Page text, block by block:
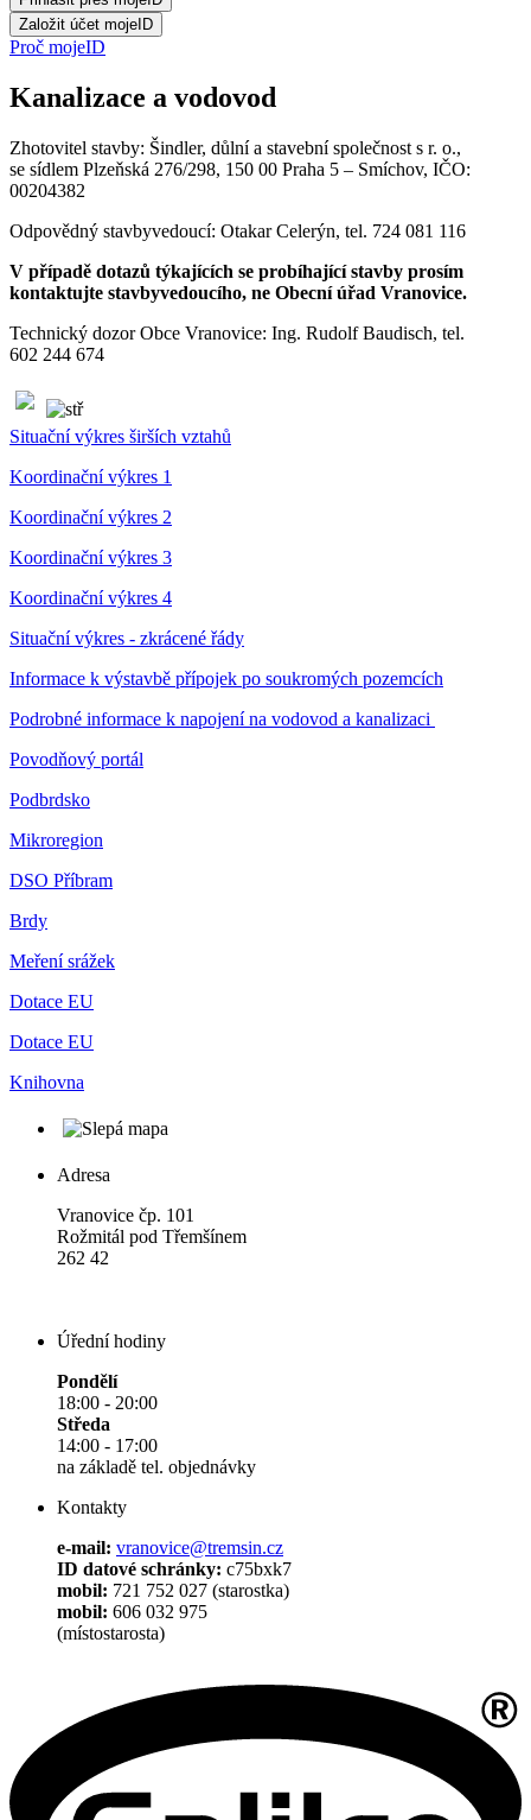
Proč mojeID
Kanalizace a vodovod
Zhotovitel stavby: Šindler, důlní a stavební společnost s r. o.,
se sídlem Plzeňská 276/298, 150 00 Praha 5 – Smíchov, IČO:
00204382
Odpovědný stavbyvedoucí: Otakar Celerýn, tel. 724 081 116
V případě dotazů týkajících se probíhající stavby prosím
kontaktujte stavbyvedoucího, ne Obecní úřad Vranovice.
Technický dozor Obce Vranovice: Ing. Rudolf Baudisch, tel.
602 244 674
Situační výkres širších vztahů
Koordinační výkres 1
Koordinační výkres 2
Koordinační výkres 3
Koordinační výkres 4
Situační výkres - zkrácené řády
Informace k výstavbě přípojek po soukromých pozemcích
Podrobné informace k napojení na vodovod a kanalizaci
Povodňový portál
Podbrdsko
Mikroregion
DSO Příbram
Brdy
Meření srážek
Dotace EU
Dotace EU
Knihovna
Adresa
Vranovice čp. 101
Rožmitál pod Třemšínem
262 42
Úřední hodiny
Pondělí
18:00 - 20:00
Středa
14:00 - 17:00
na základě tel. objednávky
Kontakty
e-mail: vranovice@tremsin.cz
ID datové schránky: c75bxk7
mobil: 721 752 027 (starostka)
mobil: 606 032 975
(místostarosta)